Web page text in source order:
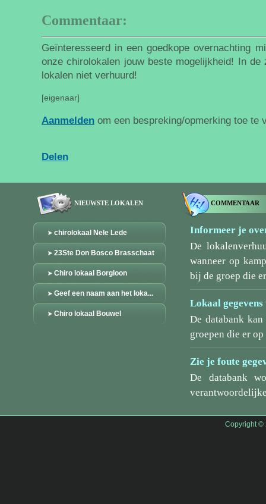
Commentaar:
Geïnteresseerd in een goedkope overnachting
onze chirolokalen jouw beste mogelijkheid! In de
lokalen niet verhuurd!
[eigenaar]
Aanmelden om een bespreking/opmerking toe te
Delen
NIEUWSTE LOKALEN
chirolokaal Nele Lede
23Ste Don Bosco Brasschaat
Chiro lokaal Borgloon
Geef een naam aan het loka...
Chiro lokaal Bouwel
COMMENTAAR
Informeer je
De
wanneer op
bij de groep die
Lokaal
De databank
groepen die er
Zie je foute
De databank
Copyright ©